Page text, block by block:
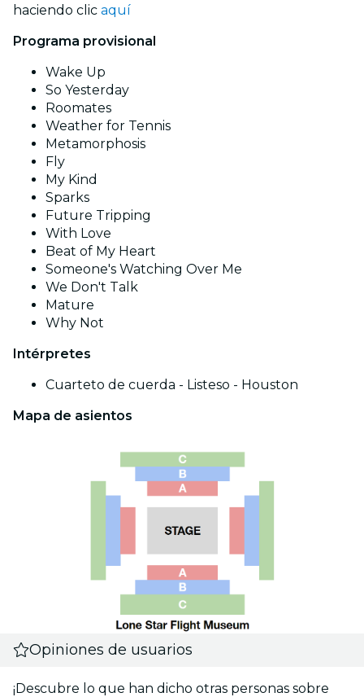
haciendo clic aquí
Programa provisional
Wake Up
So Yesterday
Roomates
Weather for Tennis
Metamorphosis
Fly
My Kind
Sparks
Future Tripping
With Love
Beat of My Heart
Someone's Watching Over Me
We Don't Talk
Mature
Why Not
Intérpretes
Cuarteto de cuerda - Listeso - Houston
Mapa de asientos
Opiniones de usuarios
¡Descubre lo que han dicho otras personas sobre